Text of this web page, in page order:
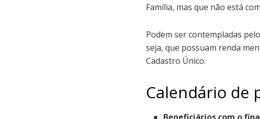
Família, mas que não está
Podem ser contempladas
seja, que possuam renda
Cadastro Único.
Calendário de